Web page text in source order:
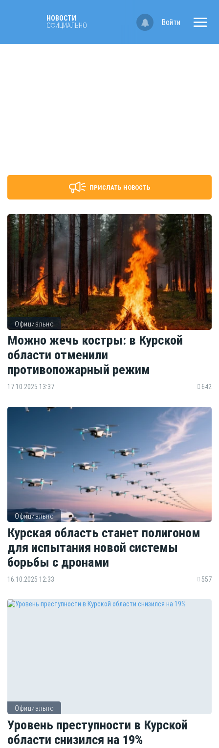
НОВОСТИ
ОФИЦИАЛЬНО
Войти
ПРИСЛАТЬ НОВОСТЬ
Официально
Можно жечь костры: в Курской
области отменили
противопожарный режим
17.10.2025 13:37 642
Официально
Курская область станет полигоном
для испытания новой системы
борьбы с дронами
16.10.2025 12:33 557
Официально
Уровень преступности в Курской
области снизился на 19%